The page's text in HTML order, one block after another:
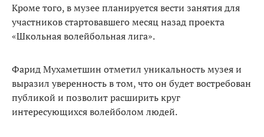
Кроме того, в музее планируется вести занятия для
участников стартовавшего месяц назад проекта
«Школьная волейбольная лига».
Фарид Мухаметшин отметил уникальность музея и
выразил уверенность в том, что он будет востребован
публикой и позволит расширить круг
интересующихся волейболом людей.